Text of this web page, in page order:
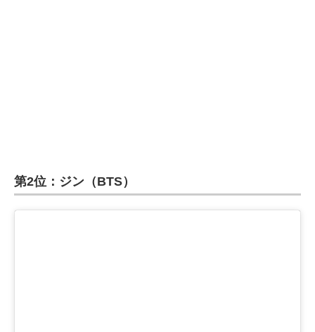
第2位：ジン（BTS）